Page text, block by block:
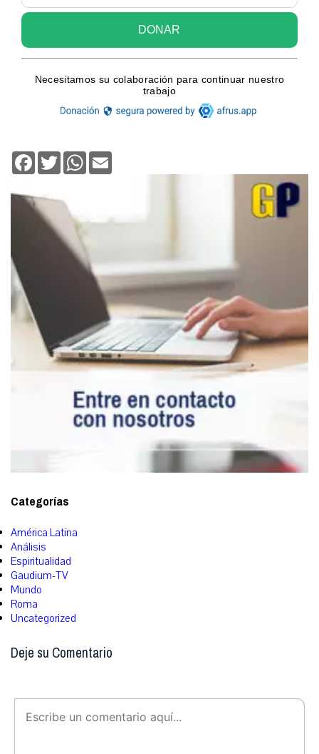
Facebook
TwitterWhatsApp
Categorías
América Latina
Análisis
Espiritualidad
Gaudium-TV
Mundo
Roma
Uncategorized
Deje su Comentario